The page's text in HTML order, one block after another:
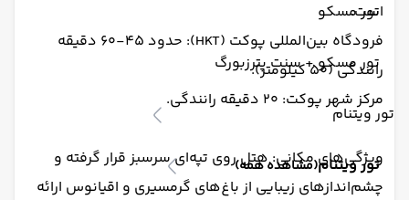
تور مسکو
تور مسکو + سنت پترزبورگ
تور ویتنام
تور ویتنام(مشاهده همه)
است.
فرودگاه بین‌المللی پوکت (HKT): حدود ۴۵-۶۰ دقیقه
رانندگی (۵۰ کیلومتر).
مرکز شهر پوکت: ۲۰ دقیقه رانندگی.
ویژگی‌های مکانی: هتل روی تپه‌ای سرسبز قرار گرفته و
چشم‌اندازهای زیبایی از باغ‌های گرمسیری و اقیانوس ارائه